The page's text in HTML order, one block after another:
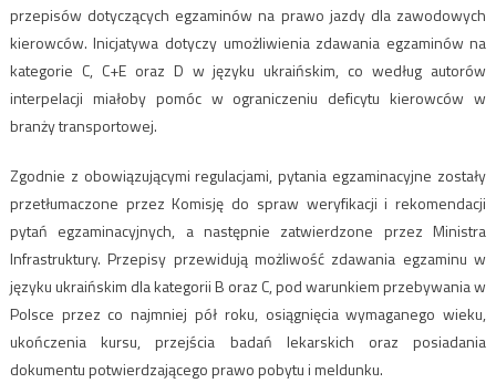
przepisów dotyczących egzaminów na prawo jazdy dla zawodowych
kierowców. Inicjatywa dotyczy umożliwienia zdawania egzaminów na
kategorie C, C+E oraz D w języku ukraińskim, co według autorów
interpelacji miałoby pomóc w ograniczeniu deficytu kierowców w
branży transportowej.
Zgodnie z obowiązującymi regulacjami, pytania egzaminacyjne zostały
przetłumaczone przez Komisję do spraw weryfikacji i rekomendacji
pytań egzaminacyjnych, a następnie zatwierdzone przez Ministra
Infrastruktury. Przepisy przewidują możliwość zdawania egzaminu w
języku ukraińskim dla kategorii B oraz C, pod warunkiem przebywania w
Polsce przez co najmniej pół roku, osiągnięcia wymaganego wieku,
ukończenia kursu, przejścia badań lekarskich oraz posiadania
dokumentu potwierdzającego prawo pobytu i meldunku.